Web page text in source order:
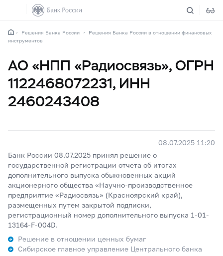
Решения Банка России
Решения Банка России в отношении финансовых
инструментов
АО «НПП «Радиосвязь», ОГРН
1122468072231, ИНН
2460243408
08.07.2025 11:20
Банк России 08.07.2025 принял решение о
государственной регистрации отчета об итогах
дополнительного выпуска обыкновенных акций
акционерного общества «Научно-производственное
предприятие «Радиосвязь» (Красноярский край),
размещенных путем закрытой подписки,
регистрационный номер дополнительного выпуска 1-01-
13164-F-004D.
Решение в отношении ценных бумаг
Сибирское главное управление Центрального банка